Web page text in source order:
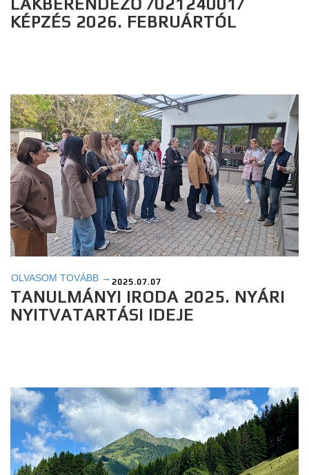
LAKBERENDEZŐ /02124001/
KÉPZÉS 2026. FEBRUÁRTÓL
OLVASOM TOVÁBB → 2025.07.07
TANULMÁNYI IRODA 2025. NYÁRI
NYITVATARTÁSI IDEJE